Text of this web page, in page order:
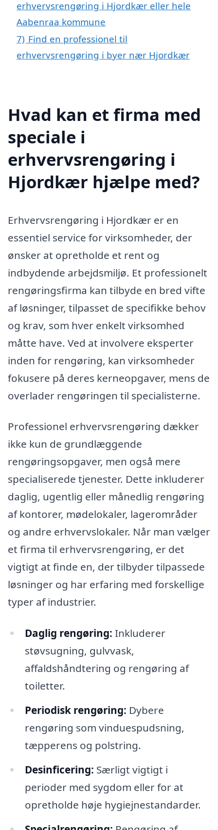
erhvervsrengøring i Hjordkær eller hele
Aabenraa kommune
7) Find en professionel til
erhvervsrengøring i byer nær Hjordkær
Hvad kan et firma med
speciale i
erhvervsrengøring i
Hjordkær hjælpe med?
Erhvervsrengøring i Hjordkær er en
essentiel service for virksomheder, der
ønsker at opretholde et rent og
indbydende arbejdsmiljø. Et professionelt
rengøringsfirma kan tilbyde en bred vifte
af løsninger, tilpasset de specifikke behov
og krav, som hver enkelt virksomhed
måtte have. Ved at involvere eksperter
inden for rengøring, kan virksomheder
fokusere på deres kerneopgaver, mens de
overlader rengøringen til specialisterne.
Professionel erhvervsrengøring dækker
ikke kun de grundlæggende
rengøringsopgaver, men også mere
specialiserede tjenester. Dette inkluderer
daglig, ugentlig eller månedlig rengøring
af kontorer, mødelokaler, lagerområder
og andre erhvervslokaler. Når man vælger
et firma til erhvervsrengøring, er det
vigtigt at finde en, der tilbyder tilpassede
løsninger og har erfaring med forskellige
typer af industrier.
Daglig rengøring: Inkluderer
støvsugning, gulvvask,
affaldshåndtering og rengøring af
toiletter.
Periodisk rengøring: Dybere
rengøring som vinduespudsning,
tæpperens og polstring.
Desinficering: Særligt vigtigt i
perioder med sygdom eller for at
opretholde høje hygiejnestandarder.